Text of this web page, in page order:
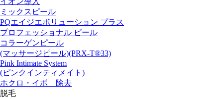
ミックスピール
PQエイジエボリューション プラス
プロフェッショナル ピール
コラーゲンピール
(マッサージピール)(PRX-T®33)
Pink Intimate System
(ピンクインティメイト)
ホクロ・イボ 除去
脱毛